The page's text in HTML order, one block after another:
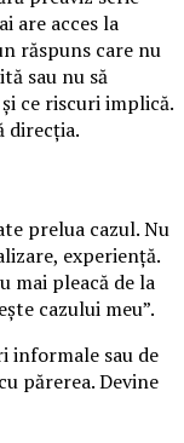
are acces la
răspuns care nu
sau nu să
ce riscuri implică.
direcția.
prelua cazul. Nu
experiență.
mai pleacă de la
cazului meu”.
informale sau de
părerea. Devine